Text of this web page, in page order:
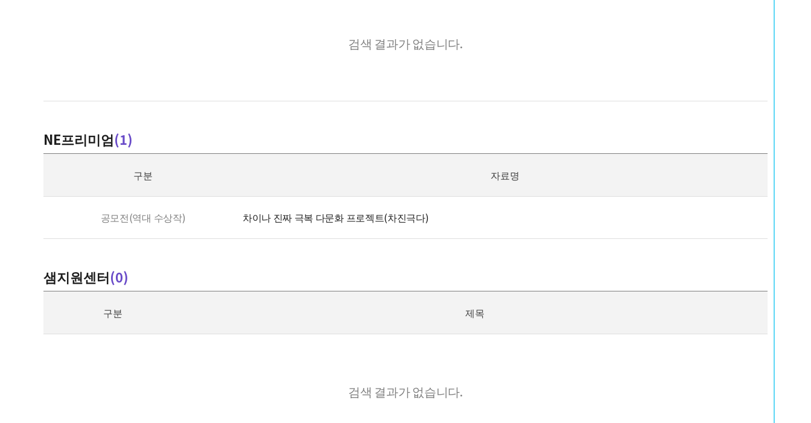
검색 결과가 없습니다.
NE프리미엄(1)
보
구분 자료명
공모전(역대 수상작) 차이나 진짜 극복 다문화 프로젝트(차진극다)
샘지원센터(0)
보
구분 제목
검색 결과가 없습니다.